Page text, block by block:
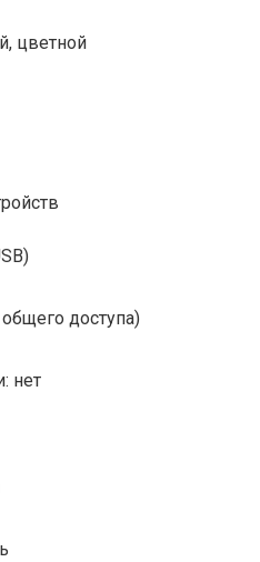
цветной
доступа)
нет